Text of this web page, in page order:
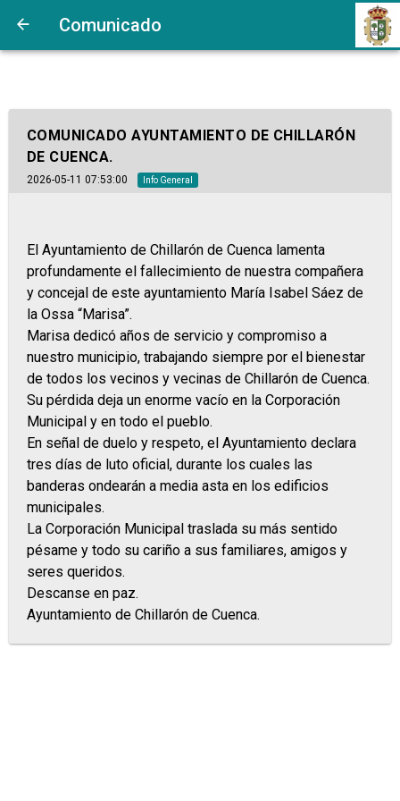
Comunicado
COMUNICADO AYUNTAMIENTO DE CHILLARÓN
DE CUENCA.
2026-05-11 07:53:00 Info General
El Ayuntamiento de Chillarón de Cuenca lamenta
profundamente el fallecimiento de nuestra compañera
y concejal de este ayuntamiento María Isabel Sáez de
la Ossa “Marisa”.
Marisa dedicó años de servicio y compromiso a
nuestro municipio, trabajando siempre por el bienestar
de todos los vecinos y vecinas de Chillarón de Cuenca.
Su pérdida deja un enorme vacío en la Corporación
Municipal y en todo el pueblo.
En señal de duelo y respeto, el Ayuntamiento declara
tres días de luto oficial, durante los cuales las
banderas ondearán a media asta en los edificios
municipales.
La Corporación Municipal traslada su más sentido
pésame y todo su cariño a sus familiares, amigos y
seres queridos.
Descanse en paz.
Ayuntamiento de Chillarón de Cuenca.